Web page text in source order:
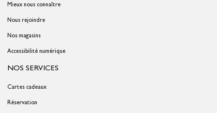
Mieux nous connaître
Nous rejoindre
Nos magasins
Accessibilité numérique
NOS SERVICES
Cartes cadeaux
Réservation